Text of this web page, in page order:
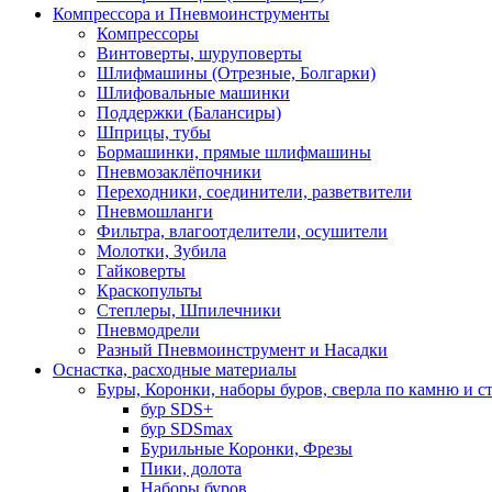
Компрессора и Пневмоинструменты
Компрессоры
Винтоверты, шуруповерты
Шлифмашины (Отрезные, Болгарки)
Шлифовальные машинки
Поддержки (Балансиры)
Шприцы, тубы
Бормашинки, прямые шлифмашины
Пневмозаклёпочники
Переходники, соединители, разветвители
Пневмошланги
Фильтра, влагоотделители, осушители
Молотки, Зубила
Гайковерты
Краскопульты
Степлеры, Шпилечники
Пневмодрели
Разный Пневмоинструмент и Насадки
Оснастка, расходные материалы
Буры, Коронки, наборы буров, сверла по камню и
бур SDS+
бур SDSmax
Бурильные Коронки, Фрезы
Пики, долота
Наборы буров